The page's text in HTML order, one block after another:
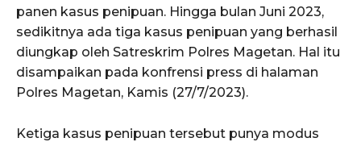
panen kasus penipuan. Hingga bulan Juni 2023,
sedikitnya ada tiga kasus penipuan yang berhasil
diungkap oleh Satreskrim Polres Magetan. Hal itu
disampaikan pada konfrensi press di halaman
Polres Magetan, Kamis (27/7/2023).
Ketiga kasus penipuan tersebut punya modus